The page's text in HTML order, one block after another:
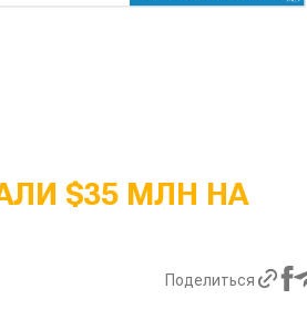
$35 МЛН НА
Поделиться